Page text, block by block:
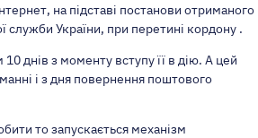
на підставі постанови отриманого
України, при перетині кордону .
днів з моменту вступу її в дію. А цей
і з дня повернення поштового
то запускається механізм